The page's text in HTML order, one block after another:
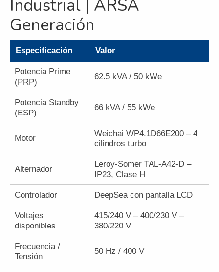
Galeria
Trabaja con nosotros
Industrial | ARSA
Generación
Especificación Valor
Potencia Prime
(PRP)
62.5 kVA / 50 kWe
Potencia Standby
(ESP)
66 kVA / 55 kWe
Motor
Weichai WP4.1D66E200 – 4
cilindros turbo
Alternador
Leroy-Somer TAL-A42-D –
IP23, Clase H
Controlador DeepSea con pantalla LCD
Voltajes
disponibles
415/240 V – 400/230 V –
380/220 V
Frecuencia /
Tensión
50 Hz / 400 V